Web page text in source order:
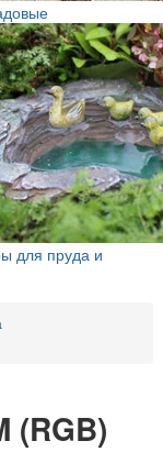
для пруда и
(RGB)